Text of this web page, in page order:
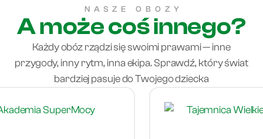
NASZE OBOZY
A może coś innego?
Każdy obóz rządzi się swoimi prawami — inne
przygody, inny rytm, inna ekipa. Sprawdź, który świat
bardziej pasuje do Twojego dziecka